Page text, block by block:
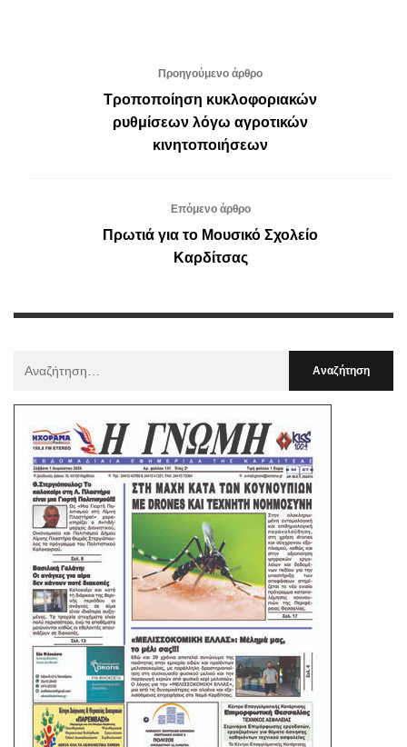
Προηγούμενο άρθρο
Τροποποίηση κυκλοφοριακών
ρυθμίσεων λόγω αγροτικών
κινητοποιήσεων
Επόμενο άρθρο
Πρωτιά για το Μουσικό Σχολείο
Καρδίτσας
: